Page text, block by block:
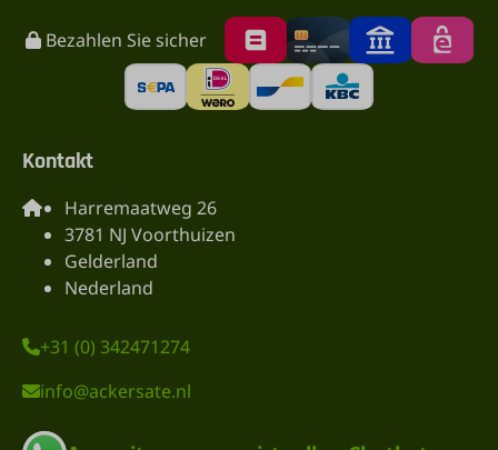
Bezahlen Sie sicher
Kontakt
Harremaatweg 26
3781 NJ Voorthuizen
Gelderland
Nederland
+31 (0) 342471274
info@ackersate.nl